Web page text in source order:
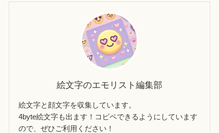
絵文字のエモリスト編集部
絵文字と顔文字を収集しています。
4byte絵文字も出ます！コピペできるようにしています
ので、ぜひご利用ください！